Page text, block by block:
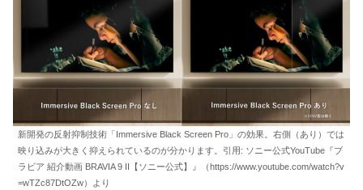
新開発の反射抑制技術「Immersive Black Screen Pro」の効果。右側（あり）では
映り込みが大きく抑えられているのが分かります。引用: ソニー公式YouTube『ブ
ラビア 紹介動画 BRAVIA 9 II【ソニー公式】』（https://www.youtube.com/watch?v
=wTZc87DtOZw）より